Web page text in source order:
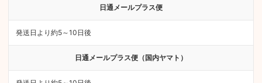
日通メールプラス便
発送日より約5～10日後
日通メールプラス便（国内ヤマト）